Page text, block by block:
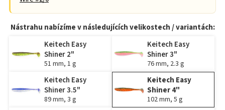
Nástrahu nabízíme v následujících velikostech / variantách:
Keitech Easy
Shiner 2"
51 mm, 1 g
Keitech Easy
Shiner 3"
76 mm, 2.3 g
Keitech Easy
Shiner 3.5"
89 mm, 3 g
Keitech Easy
Shiner 4"
102 mm, 5 g